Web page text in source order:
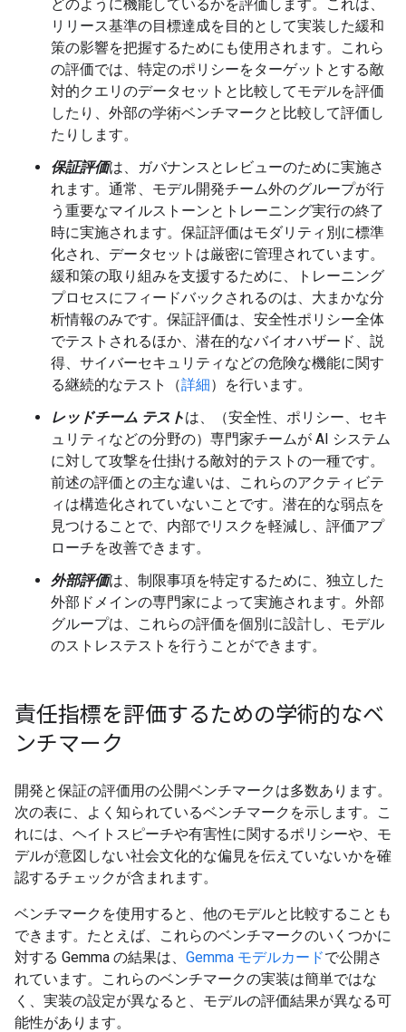
どのように機能しているかを評価します。これは、
リリース基準の目標達成を目的として実装した緩和
策の影響を把握するためにも使用されます。これら
の評価では、特定のポリシーをターゲットとする敵
対的クエリのデータセットと比較してモデルを評価
したり、外部の学術ベンチマークと比較して評価し
たりします。
保証評価は、ガバナンスとレビューのために実施さ
れます。通常、モデル開発チーム外のグループが行
う重要なマイルストーンとトレーニング実行の終了
時に実施されます。保証評価はモダリティ別に標準
化され、データセットは厳密に管理されています。
緩和策の取り組みを支援するために、トレーニング
プロセスにフィードバックされるのは、大まかな分
析情報のみです。保証評価は、安全性ポリシー全体
でテストされるほか、潜在的なバイオハザード、説
得、サイバーセキュリティなどの危険な機能に関す
る継続的なテスト（詳細）を行います。
レッドチーム テストは、（安全性、ポリシー、セキ
ュリティなどの分野の）専門家チームが AI システム
に対して攻撃を仕掛ける敵対的テストの一種です。
前述の評価との主な違いは、これらのアクティビテ
ィは構造化されていないことです。潜在的な弱点を
見つけることで、内部でリスクを軽減し、評価アプ
ローチを改善できます。
外部評価は、制限事項を特定するために、独立した
外部ドメインの専門家によって実施されます。外部
グループは、これらの評価を個別に設計し、モデル
のストレステストを行うことができます。
責任指標を評価するための学術的なベ
ンチマーク
開発と保証の評価用の公開ベンチマークは多数あります。
次の表に、よく知られているベンチマークを示します。こ
れには、ヘイトスピーチや有害性に関するポリシーや、モ
デルが意図しない社会文化的な偏見を伝えていないかを確
認するチェックが含まれます。
ベンチマークを使用すると、他のモデルと比較することも
できます。たとえば、これらのベンチマークのいくつかに
対する Gemma の結果は、 Gemma モデルカードで公開さ
れています。これらのベンチマークの実装は簡単ではな
く、実装の設定が異なると、モデルの評価結果が異なる可
能性があります。